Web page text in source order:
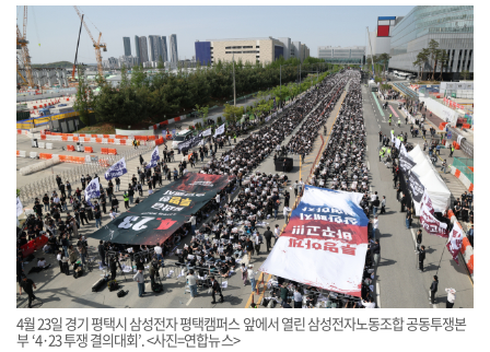
4월 23일 경기 평택시 삼성전자 평택캠퍼스 앞에서 열린 삼성전자노동조합 공동투쟁본
부 ‘4·23 투쟁 결의대회’. <사진=연합뉴스>